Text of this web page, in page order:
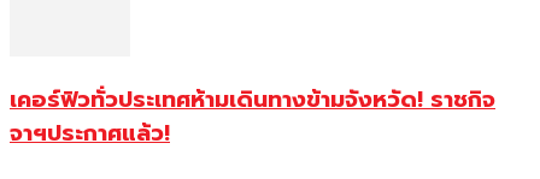
เคอร์ฟิวทั่วประเทศห้ามเดินทางข้ามจังหวัด! ราชกิจ
จาฯประกาศแล้ว!